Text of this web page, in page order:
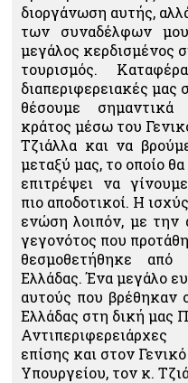
διοργάνωση αυτής,
των συναδέλφων
μεγάλος κερδισμένος
τουρισμός.
διαπεριφερειακές μας
θέσουμε
κράτος μέσω του
Τζιάλλα και να
μεταξύ μας, το οποίο
επιτρέψει να
πιο αποδοτικοί. Η
ενώση λοιπόν, με την
γεγονότος που
θεσμοθετήθηκε από
Ελλάδας. Ένα μεγάλο
αυτούς που βρέθηκαν
Ελλάδας στη δική μας
επίσης και στον
Υπουργείου, τον κ.